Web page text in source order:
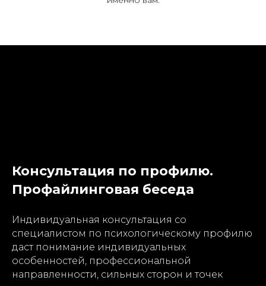
Консультация по профилю.
Профайлинговая беседа
Индивидуальная консультация со
специалистом по психологическому профилю
даст понимание индивидуальных
особенностей, профессиональной
направленности, сильных сторон и точек